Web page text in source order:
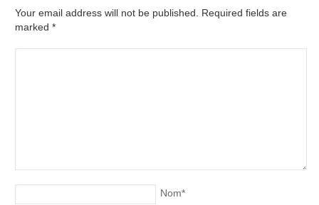
Your email address will not be published. Required fields are
marked*
Nom*